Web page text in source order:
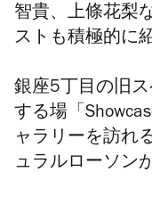
智貴、上條花梨
ストも積極的に
銀座5丁目の旧
する場「
ャラリーを訪れ
ュラルローソン